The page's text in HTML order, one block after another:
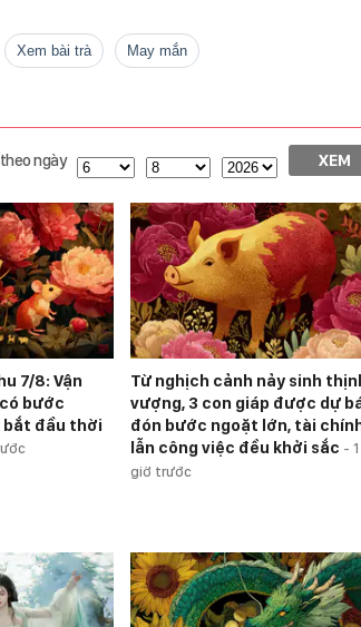
xem bài trà may mắn
ngày XEM
7/8: Vận
bước
bắt đầu thời
Từ nghịch cảnh nảy sinh
vượng, 3 con giáp được dự
đón bước ngoặt lớn, tài
lẫn công việc đều khởi sắc - 1
giờ trước